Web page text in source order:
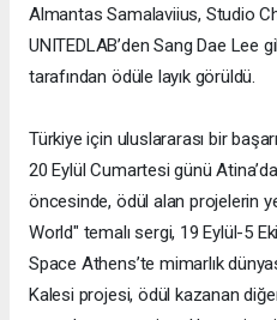
Almantas Samalaviius, Studio
UNITEDLAB’den Sang Dae Lee
tarafından ödüle layık görüldü.
Türkiye için uluslararası bir başarı
20 Eylül Cumartesi günü
öncesinde, ödül alan projelerin
World" temalı sergi, 19 Eylül-5
Space Athens’te mimarlık
Kalesi projesi, ödül kazanan